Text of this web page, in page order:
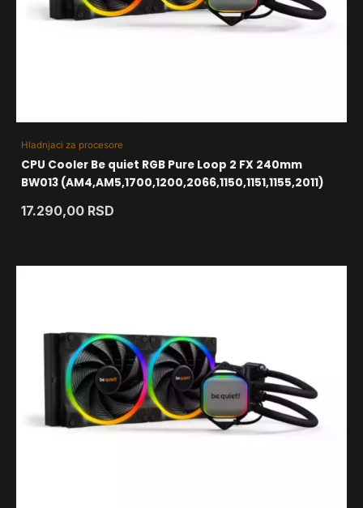
Hladnjaci za procesore
CPU Cooler Be quiet RGB Pure Loop 2 FX 240mm
BW013 (AM4,AM5,1700,1200,2066,1150,1151,1155,2011)
17.290,00 RSD